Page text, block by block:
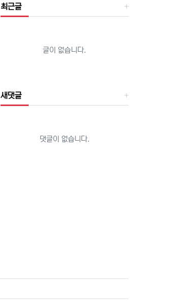
최근글
글이 없습니다.
새댓글
댓글이 없습니다.